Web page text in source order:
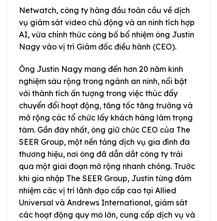
Netwatch, công ty hàng đầu toàn cầu về dịch
vụ giám sát video chủ động và an ninh tích hợp
AI, vừa chính thức công bố bổ nhiệm ông Justin
Nagy vào vị trí Giám đốc điều hành (CEO).
Ông Justin Nagy mang đến hơn 20 năm kinh
nghiệm sâu rộng trong ngành an ninh, nổi bật
với thành tích ấn tượng trong việc thúc đẩy
chuyển đổi hoạt động, tăng tốc tăng trưởng và
mở rộng các tổ chức lấy khách hàng làm trọng
tâm. Gần đây nhất, ông giữ chức CEO của The
SEER Group, một nền tảng dịch vụ gia đình đa
thương hiệu, nơi ông đã dẫn dắt công ty trải
qua một giai đoạn mở rộng nhanh chóng. Trước
khi gia nhập The SEER Group, Justin từng đảm
nhiệm các vị trí lãnh đạo cấp cao tại Allied
Universal và Andrews International, giám sát
các hoạt động quy mô lớn, cung cấp dịch vụ và